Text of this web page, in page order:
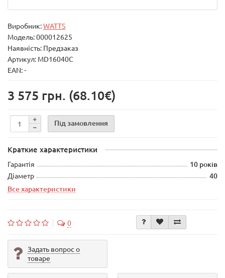
Виробник:WATTS
Модель:000012625
Наявність: Предзаказ
Артикул: MD16040C
EAN: -
3 575 грн. (68.10€)
Під замовлення
Краткие характеристики
Гарантія 10 років
Діаметр
40
Все характеристики
0
Задать вопрос о
товаре